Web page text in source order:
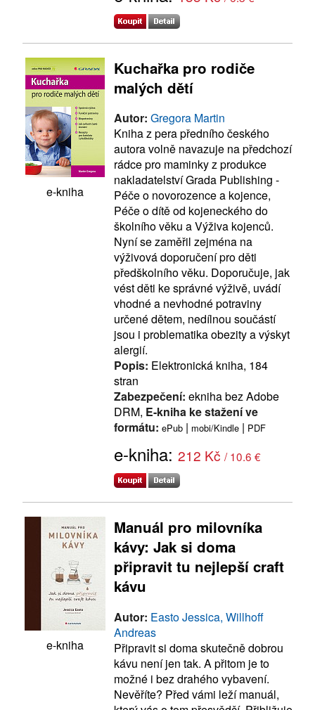
e-kniha
Kuchařka pro rodiče
malých dětí
Autor: Gregora Martin
Kniha z pera předního českého
autora volně navazuje na předchozí
rádce pro maminky z produkce
nakladatelství Grada Publishing -
Péče o novorozence a kojence,
Péče o dítě od kojeneckého do
školního věku a Výživa kojenců.
Nyní se zaměřil zejména na
výživová doporučení pro děti
předškolního věku. Doporučuje, jak
vést děti ke správné výživě, uvádí
vhodné a nevhodné potraviny
určené dětem, nedílnou součástí
jsou i problematika obezity a výskyt
alergií.
Popis: Elektronická kniha, 184
stran
Zabezpečení: ekniha bez Adobe
DRM, E-kniha ke stažení ve
formátu: ePub | mobi/Kindle | PDF
e-kniha: 212 Kč / 10.6 €
e-kniha
Manuál pro milovníka
kávy: Jak si doma
připravit tu nejlepší craft
kávu
Autor: Easto Jessica, Willhoff
Andreas
Připravit si doma skutečně dobrou
kávu není jen tak. A přitom je to
možné i bez drahého vybavení.
Nevěříte? Před vámi leží manuál,